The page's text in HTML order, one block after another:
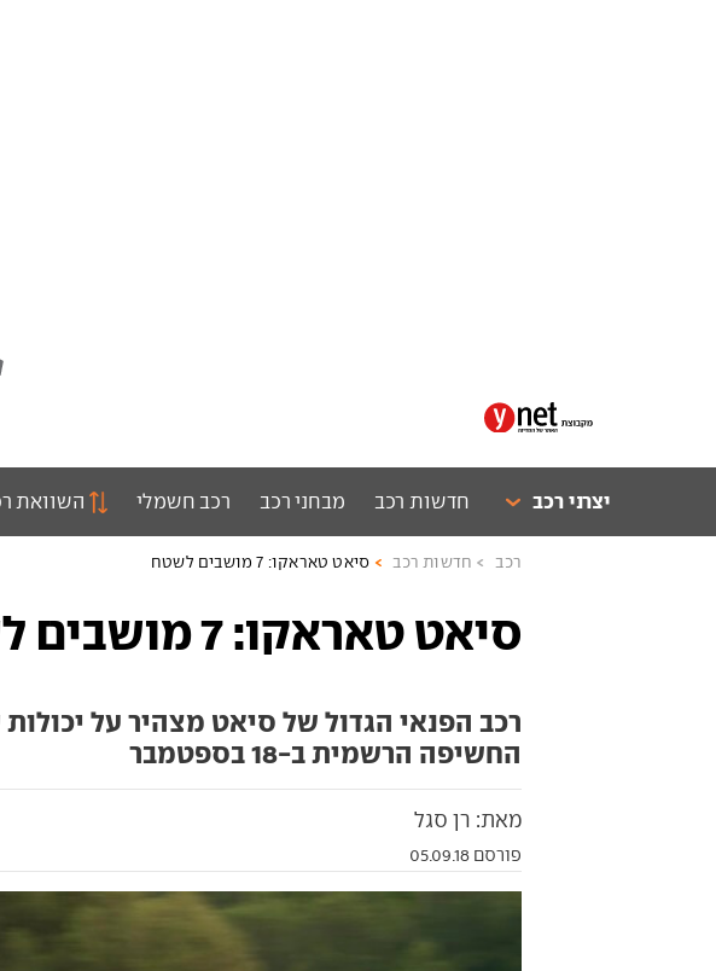
יצרני רכב חדשות רכב מבחני רכב רכב חשמלי השוואת
רכב חדשות רכב סיאט טאראקו: 7 מושבים לשטח
סיאט טאראקו: 7 מושבים לשטח
רכב הפנאי הגדול של סיאט מצהיר על
החשיפה הרשמית ב-18 בספטמבר
מאת: רן סגל
פורסם 05.09.18